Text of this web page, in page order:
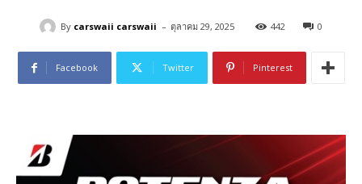
By carswaii carswaii - ตุลาคม 29, 2025 442 0
Facebook Twitter Pinterest